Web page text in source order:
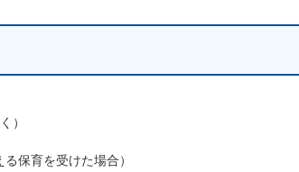
）
保育を受けた場合）